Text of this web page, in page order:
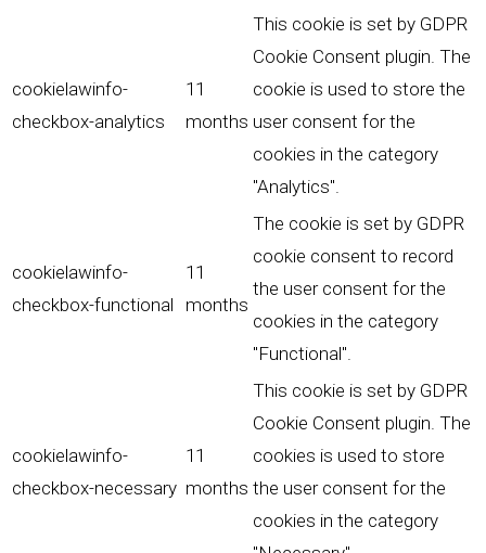
cookielawinfo-
checkbox-analytics
11
months
This cookie is set by GDPR
Cookie Consent plugin. The
cookie is used to store the
user consent for the
cookies in the category
"Analytics".
cookielawinfo-
checkbox-functional
11
months
The cookie is set by GDPR
cookie consent to record
the user consent for the
cookies in the category
"Functional".
cookielawinfo-
checkbox-necessary
11
months
This cookie is set by GDPR
Cookie Consent plugin. The
cookies is used to store
the user consent for the
cookies in the category